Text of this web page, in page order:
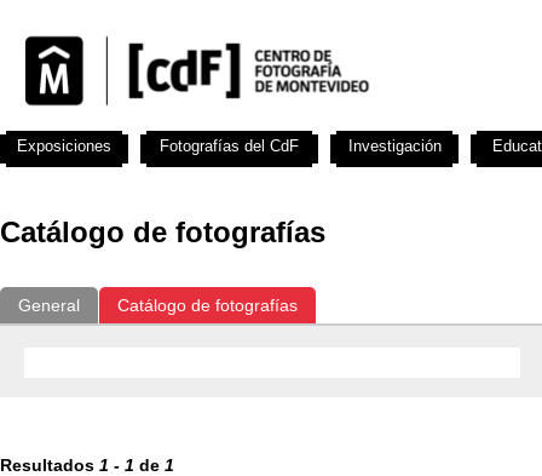
Catálogo de fotografías
General Catálogo de fotografías
Resultados 1 - 1 de 1
Exposiciones Fotografías del CdF Investigación